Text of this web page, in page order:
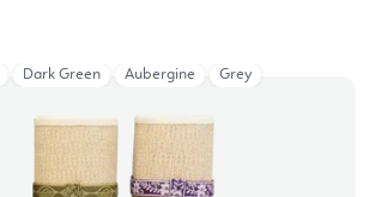
Dark Green Aubergine Grey